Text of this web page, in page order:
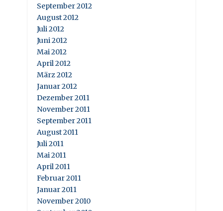
September 2012
August 2012
Juli 2012
Juni 2012
Mai 2012
April 2012
März 2012
Januar 2012
Dezember 2011
November 2011
September 2011
August 2011
Juli 2011
Mai 2011
April 2011
Februar 2011
Januar 2011
November 2010